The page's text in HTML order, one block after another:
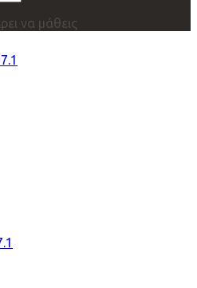
να μάθεις